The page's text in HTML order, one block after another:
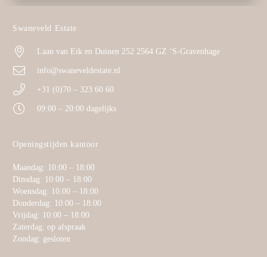
Swaneveld Estate
Laan van Eik en Duinen 252 2564 GZ ‘S-Gravenhage
info@swaneveldestate.nl
+31 (0)70 – 323 60 60
09:00 – 20:00 dagelijks
Openingstijden kantoor
Maandag: 10:00 – 18:00
Dinsdag: 10:00 – 18:00
Woensdag: 10:00 – 18:00
Donderdag: 10:00 – 18:00
Vrijdag: 10:00 – 18:00
Zaterdag: op afspraak
Zondag: gesloten